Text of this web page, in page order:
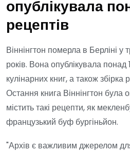
опублікувала
рецептів
Віннінгтон померла в Берліні у
років. Вона опублікувала понад
кулінарних книг, а також збірка
Остання книга Віннінгтон була
містить такі рецепти, як
французький буф бургіньйон.
"Архів є важливим джерелом